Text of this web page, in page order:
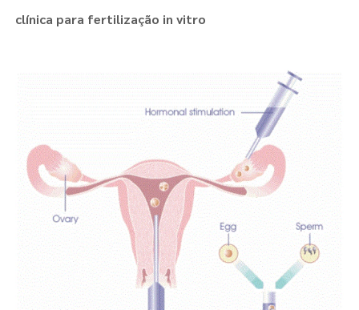
clínica para fertilização in vitro